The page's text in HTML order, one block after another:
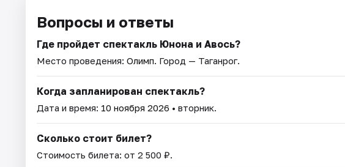
Вопросы и ответы
Где пройдет спектакль Юнона и Авось?
Место проведения: Олимп. Город — Таганрог.
Когда запланирован спектакль?
Дата и время: 10 ноября 2026 • вторник.
Сколько стоит билет?
Стоимость билета: от 2 500 ₽.